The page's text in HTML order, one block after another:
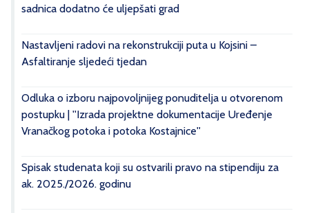
sadnica dodatno će uljepšati grad
Nastavljeni radovi na rekonstrukciji puta u Kojsini –
Asfaltiranje sljedeći tjedan
Odluka o izboru najpovoljnijeg ponuditelja u otvorenom
postupku | ''Izrada projektne dokumentacije Uređenje
Vranačkog potoka i potoka Kostajnice''
Spisak studenata koji su ostvarili pravo na stipendiju za
ak. 2025./2026. godinu